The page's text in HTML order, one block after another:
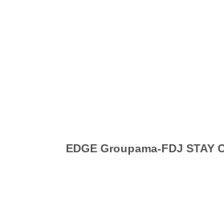
EDGE Groupama-FDJ STAY